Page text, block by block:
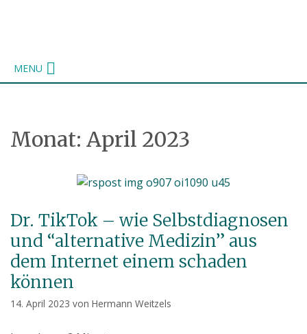
MENU
Monat: April 2023
Dr. TikTok – wie Selbstdiagnosen
und “alternative Medizin” aus
dem Internet einem schaden
können
14. April 2023 von Hermann Weitzels